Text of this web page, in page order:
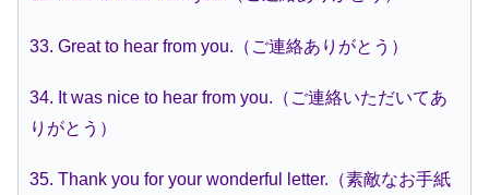
33. Great to hear from you.（ご連絡ありがとう）
34. It was nice to hear from you.（ご連絡いただいてあ
りがとう）
35. Thank you for your wonderful letter.（素敵なお手紙